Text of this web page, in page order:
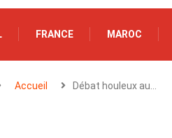
FRANCE MAROC
Accueil Débat houleux au…